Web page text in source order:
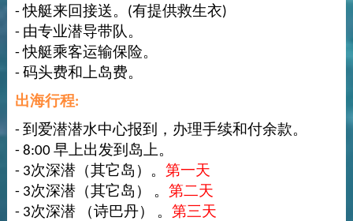
- 快艇来回接送。(有提供救生衣)
- 由专业潜导带队。
- 快艇乘客运输保险。
- 码头费和上岛费。
出海行程:
- 到爱潜潜水中心报到，办理手续和付余款。
- 8:00 早上出发到岛上。
- 3次深潜（其它岛）。 第一天
- 3次深潜（其它岛） 。 第二天
- 3次深潜 （诗巴丹） 。 第三天